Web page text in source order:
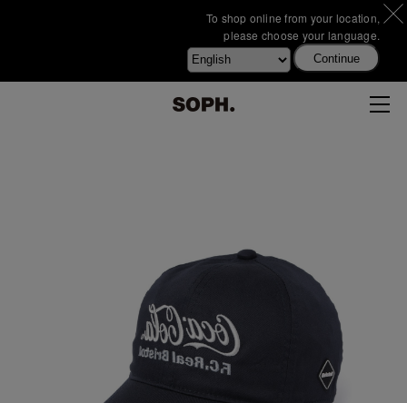
To shop online from your location,
please choose your language.
Continue